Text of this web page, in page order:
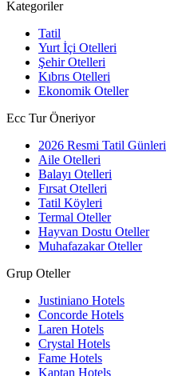
Kategoriler
Tatil
Yurt İçi Otelleri
Şehir Otelleri
Kıbrıs Otelleri
Ekonomik Oteller
Ecc Tur Öneriyor
2026 Resmi Tatil Günleri
Aile Otelleri
Balayı Otelleri
Fırsat Otelleri
Tatil Köyleri
Termal Oteller
Hayvan Dostu Oteller
Muhafazakar Oteller
Grup Oteller
Justiniano Hotels
Concorde Hotels
Laren Hotels
Crystal Hotels
Fame Hotels
Kaptan Hotels